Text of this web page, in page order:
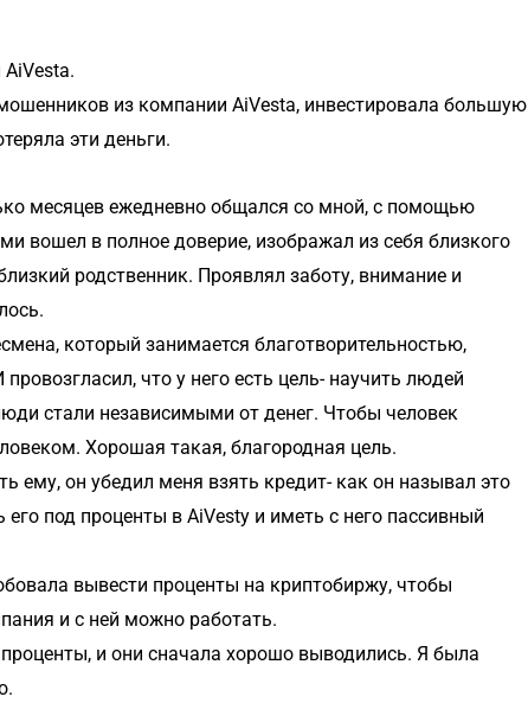
из компании AiVesta, инвестировала большую
эти деньги.
месяцев ежедневно общался со мной, с помощью
вошел в полное доверие, изображал из себя близкого
родственник. Проявлял заботу, внимание и
который занимается благотворительностью,
что у него есть цель- научить людей
стали независимыми от денег. Чтобы человек
Хорошая такая, благородная цель.
ему, он убедил меня взять кредит- как он называл это
под проценты в AiVesty и иметь с него пассивный
вывести проценты на криптобиржу, чтобы
и с ней можно работать.
и они сначала хорошо выводились. Я была